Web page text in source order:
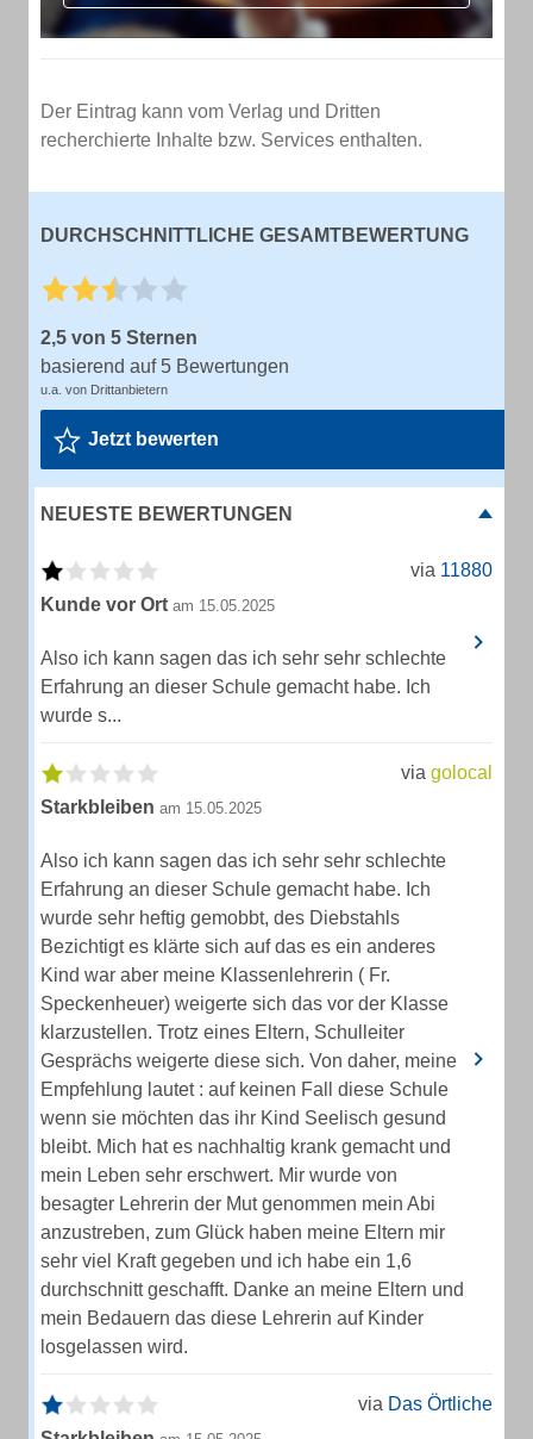
Der Eintrag kann vom Verlag und Dritten
recherchierte Inhalte bzw. Services enthalten.
DURCHSCHNITTLICHE GESAMTBEWERTUNG
2,5 von 5 Sternen
basierend auf 5 Bewertungen
u.a. von Drittanbietern
Jetzt bewerten
NEUESTE BEWERTUNGEN
via 11880
Kunde vor Ort am 15.05.2025
Also ich kann sagen das ich sehr sehr schlechte
Erfahrung an dieser Schule gemacht habe. Ich
wurde s...
via golocal
Starkbleiben am 15.05.2025
Also ich kann sagen das ich sehr sehr schlechte
Erfahrung an dieser Schule gemacht habe. Ich
wurde sehr heftig gemobbt, des Diebstahls
Bezichtigt es klärte sich auf das es ein anderes
Kind war aber meine Klassenlehrerin ( Fr.
Speckenheuer) weigerte sich das vor der Klasse
klarzustellen. Trotz eines Eltern, Schulleiter
Gesprächs weigerte diese sich. Von daher, meine
Empfehlung lautet : auf keinen Fall diese Schule
wenn sie möchten das ihr Kind Seelisch gesund
bleibt. Mich hat es nachhaltig krank gemacht und
mein Leben sehr erschwert. Mir wurde von
besagter Lehrerin der Mut genommen mein Abi
anzustreben, zum Glück haben meine Eltern mir
sehr viel Kraft gegeben und ich habe ein 1,6
durchschnitt geschafft. Danke an meine Eltern und
mein Bedauern das diese Lehrerin auf Kinder
losgelassen wird.
via Das Örtliche